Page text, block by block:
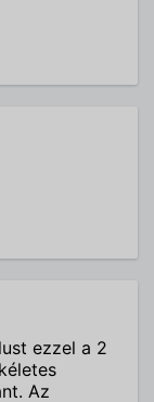
ezzel a 2
Az